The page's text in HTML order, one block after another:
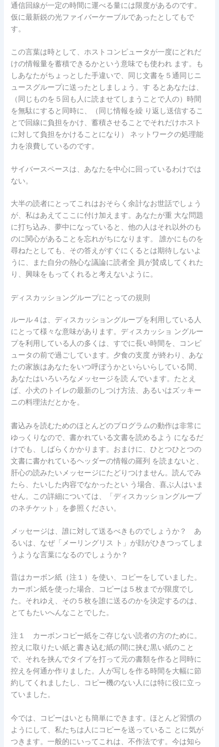
通信回線が一定の時間に運べる量には限度があるのです。
仮に最新鋭の光ファイバーケーブルであったとしてもで
す。
この言葉は時として、ホストコンピュータが一度にどれだ
けの情報量を蓄積できるかという意味でも使われ ます。も
しあなたがちょっとした手違いで、同じ文書を５通同じニ
ュースグループに送ったとしましょう。す るとあなたは、
（同じものを５回も人に読ませてしまうことで人の）時間
を無駄にすると同時に、（同じ情報を繰 り返し送信するこ
とで回線に負担をかけ、蓄積させることでそれだけホスト
に対して負担をかけることになり） ネットワークの処理能
力を浪費しているのです。
サイバースペースは、あなたを中心に回っているわけでは
ない。
大半の読者にとってこれはおそらく余計なお世話でしょう
が、私はあえてここに付け加えます。あなたが重 大な問題
に打ち込み、夢中になっていると、他の人はそれ以外のも
のに関心があることを忘れがちになります。 誰かにものを
尋ねたとしても、その答えがすぐにくるとは期待しないよ
うに、また自分の熱心な議論に読者全 員が賛成してくれた
り、興味をもってくれると考えないように。
ディスカッショングループにとっての規則
ルール４は、ディスカッショングループを利用している人
にとって様々な意味があります。ディスカッショ ングルー
プを利用している人の多くは、すでに長い時間を、コンピ
ュータの前で過ごしています。夕食の支度 が終わり、あな
たの家族はあなたをいつ呼ぼうかといらいらしている間、
あなたはいろいろなメッセージを読 んでいます。たとえ
ば、小犬のトイレの最新のしつけ方法、あるいはズッキー
ニの料理法だとかを。
書込みを読むためのほとんどのプログラムの動作は非常に
ゆっくりなので、書かれている文書を読めるよう になるだ
けでも、しばらくかかります。おまけに、ひとつひとつの
文書に書かれているヘッダーの情報の羅列 を読まないと、
肝心の読みたいメッセージにたどりつけません。読んでみ
たら、たいした内容でなかったとい う場合、喜ぶ人はいま
せん。この詳細については、「ディスカッショングループ
のネチケット」を参照ください。
メッセージは、誰に対して送るべきものでしょうか？ あ
るいは、なぜ「メーリングリス ト」が顔がひきつってしま
うような言葉になるのでしょうか？
昔はカーボン紙（注１）を使い、コピーをしていました。
カーボン紙を使った場合、コピーは５枚までが限度でし
た。それゆえ、その５枚を誰に送るのかを決定するのは、
とてもたいへんなことでした。
注１ カーボンコピー紙をご存じない読者の方のために。
控えに取りたい紙と書き込む紙の間に挟む黒い紙のこと
で、それを挟んでタイプを打って元の書類を作ると同時に
控えを何通か作りました。人が写しを作る時間を大幅に節
約してくれましたし、コピー機のない人には特に役に立っ
ていました。
今では、コピーはいとも簡単にできます。ほとんど習慣の
ようにして、私たちは人にコピーを送っているこ とに気が
つきます。一般的にいってこれは、不作法です。今は知ら